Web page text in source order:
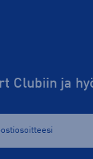
Clubiin ja